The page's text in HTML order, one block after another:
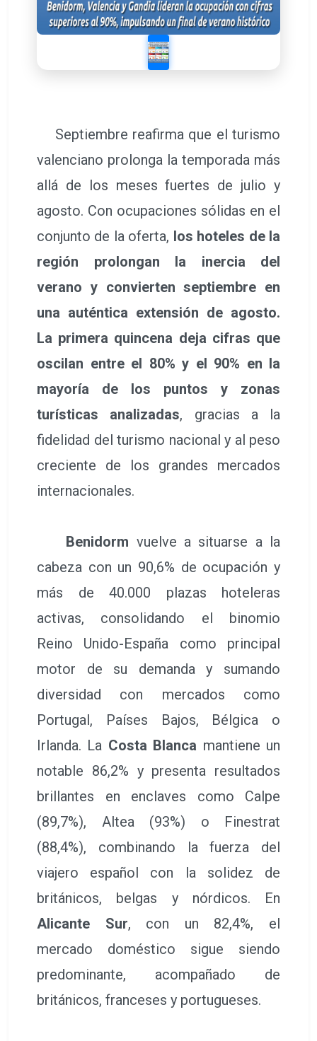
Septiembre reafirma que el turismo
valenciano prolonga la temporada más
allá de los meses fuertes de julio y
agosto. Con ocupaciones sólidas en el
conjunto de la oferta, los hoteles de la
región prolongan la inercia del
verano y convierten septiembre en
una auténtica extensión de agosto.
La primera quincena deja cifras que
oscilan entre el 80% y el 90% en la
mayoría de los puntos y zonas
turísticas analizadas, gracias a la
fidelidad del turismo nacional y al peso
creciente de los grandes mercados
internacionales.
Benidorm vuelve a situarse a la
cabeza con un 90,6% de ocupación y
más de 40.000 plazas hoteleras
activas, consolidando el binomio
Reino Unido-España como principal
motor de su demanda y sumando
diversidad con mercados como
Portugal, Países Bajos, Bélgica o
Irlanda. La Costa Blanca mantiene un
notable 86,2% y presenta resultados
brillantes en enclaves como Calpe
(89,7%), Altea (93%) o Finestrat
(88,4%), combinando la fuerza del
viajero español con la solidez de
británicos, belgas y nórdicos. En
Alicante Sur, con un 82,4%, el
mercado doméstico sigue siendo
predominante, acompañado de
británicos, franceses y portugueses.